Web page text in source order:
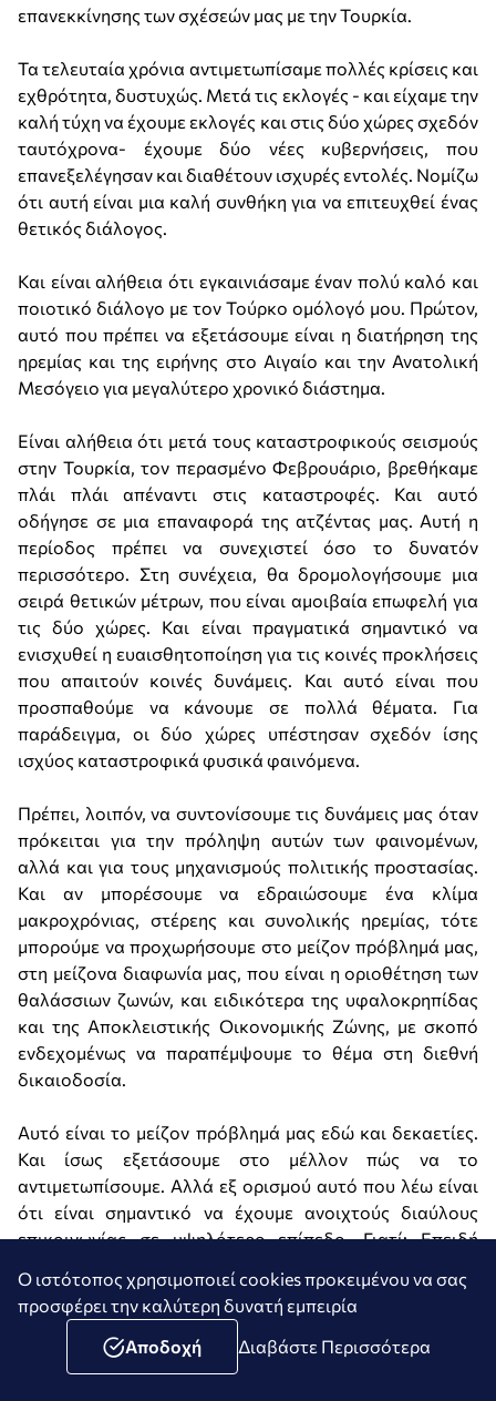
επανεκκίνησης των σχέσεών μας με την Τουρκία.
Τα τελευταία χρόνια αντιμετωπίσαμε πολλές κρίσεις και
εχθρότητα, δυστυχώς. Μετά τις εκλογές - και είχαμε την
καλή τύχη να έχουμε εκλογές και στις δύο χώρες σχεδόν
ταυτόχρονα- έχουμε δύο νέες κυβερνήσεις, που
επανεξελέγησαν και διαθέτουν ισχυρές εντολές. Νομίζω
ότι αυτή είναι μια καλή συνθήκη για να επιτευχθεί ένας
θετικός διάλογος.
Και είναι αλήθεια ότι εγκαινιάσαμε έναν πολύ καλό και
ποιοτικό διάλογο με τον Τούρκο ομόλογό μου. Πρώτον,
αυτό που πρέπει να εξετάσουμε είναι η διατήρηση της
ηρεμίας και της ειρήνης στο Αιγαίο και την Ανατολική
Μεσόγειο για μεγαλύτερο χρονικό διάστημα.
Είναι αλήθεια ότι μετά τους καταστροφικούς σεισμούς
στην Τουρκία, τον περασμένο Φεβρουάριο, βρεθήκαμε
πλάι πλάι απέναντι στις καταστροφές. Και αυτό
οδήγησε σε μια επαναφορά της ατζέντας μας. Αυτή η
περίοδος πρέπει να συνεχιστεί όσο το δυνατόν
περισσότερο. Στη συνέχεια, θα δρομολογήσουμε μια
σειρά θετικών μέτρων, που είναι αμοιβαία επωφελή για
τις δύο χώρες. Και είναι πραγματικά σημαντικό να
ενισχυθεί η ευαισθητοποίηση για τις κοινές προκλήσεις
που απαιτούν κοινές δυνάμεις. Και αυτό είναι που
προσπαθούμε να κάνουμε σε πολλά θέματα. Για
παράδειγμα, οι δύο χώρες υπέστησαν σχεδόν ίσης
ισχύος καταστροφικά φυσικά φαινόμενα.
Πρέπει, λοιπόν, να συντονίσουμε τις δυνάμεις μας όταν
πρόκειται για την πρόληψη αυτών των φαινομένων,
αλλά και για τους μηχανισμούς πολιτικής προστασίας.
Και αν μπορέσουμε να εδραιώσουμε ένα κλίμα
μακροχρόνιας, στέρεης και συνολικής ηρεμίας, τότε
μπορούμε να προχωρήσουμε στο μείζον πρόβλημά μας,
στη μείζονα διαφωνία μας, που είναι η οριοθέτηση των
θαλάσσιων ζωνών, και ειδικότερα της υφαλοκρηπίδας
και της Αποκλειστικής Οικονομικής Ζώνης, με σκοπό
ενδεχομένως να παραπέμψουμε το θέμα στη διεθνή
δικαιοδοσία.
Αυτό είναι το μείζον πρόβλημά μας εδώ και δεκαετίες.
Και ίσως εξετάσουμε στο μέλλον πώς να το
αντιμετωπίσουμε. Αλλά εξ ορισμού αυτό που λέω είναι
ότι είναι σημαντικό να έχουμε ανοιχτούς διαύλους
επικοινωνίας σε υψηλότερο επίπεδο. Γιατί; Επειδή
μια διαφωνία, δεν υπάρχει λόγος να δημιουργείται
κρίση από αυτήν. Αυτό που συνέβαινε στο παρελθόν
ήταν ότι κάθε διαφωνία κατέληγε σε μια τεράστια κρίση.
Αυτό πρέπει να το αποτρέψουμε. Πρέπει να έχουμε
Ο ιστότοπος χρησιμοποιεί cookies προκειμένου να σας
προσφέρει την καλύτερη δυνατή εμπειρία
Αποδοχή
Διαβάστε Περισσότερα